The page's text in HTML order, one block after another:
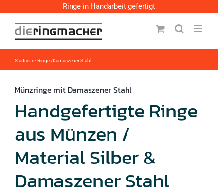
Ringe in Handarbeit gefertigt
Inhalt
springen
Startseite-Ringe /Damaszener Stahl
Münzringe mit Damaszener Stahl
Handgefertigte Ringe
aus Münzen /
Material Silber &
Damaszener Stahl